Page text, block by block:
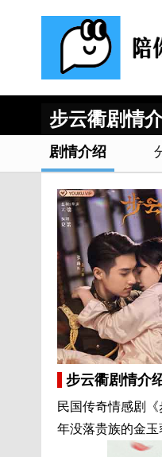
步云衢剧情
剧情介绍
步云衢剧情介
民国传奇情感剧
年没落贵族的金玉